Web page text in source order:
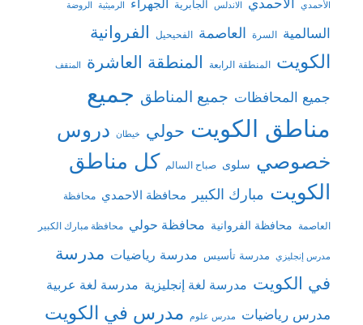
الأحمدي الاندلس الجابرية الجهراء الرميثية الروضة
السالمية السرة العاصمة الفحيحيل الفروانية
الكويت المنطقة الرابعة المنطقة العاشرة المنقف
جميع المحافظات جميع المناطق جميع
مناطق الكويت حولي خيطان دروس
خصوصي سلوى صباح السالم كل مناطق
الكويت مبارك الكبير محافظة الاحمدي محافظة
العاصمة محافظة الفروانية محافظة حولي محافظة مبارك الكبير
مدرس إنجليزي مدرسة تأسيس مدرسة رياضيات مدرسة
في الكويت مدرسة لغة إنجليزية مدرسة لغة عربية
مدرس رياضيات مدرس علوم مدرس في الكويت